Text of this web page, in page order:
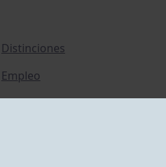
Distinciones
Empleo
Publicaciones